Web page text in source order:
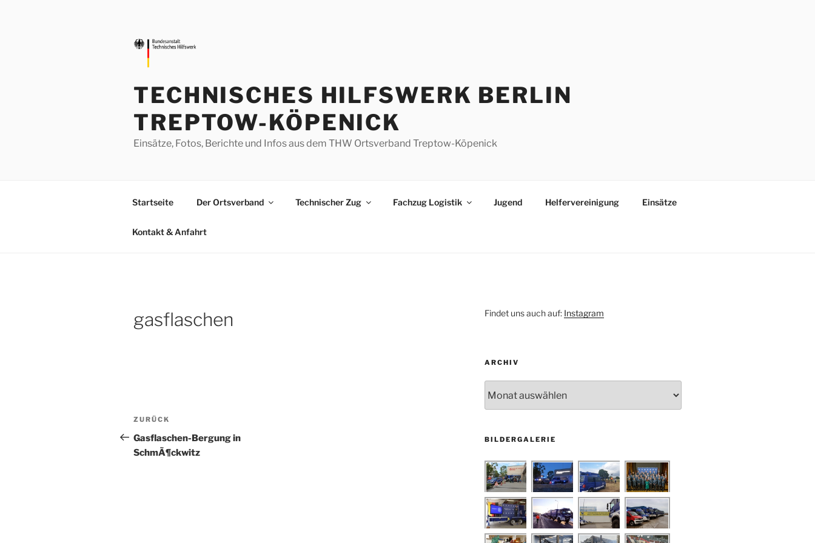
TECHNISCHES HILFSWERK BERLIN
TREPTOW-KÖPENICK
Einsätze, Fotos, Berichte und Infos aus dem THW Ortsverband Treptow-Köpenick
Startseite Der Ortsverband Technischer Zug Fachzug Logistik Jugend Helfervereinigung Einsätze
Kontakt & Anfahrt
gasflaschen
Beitragsnavigation
Vorheriger
Beitrag
ZURÜCK
Gasflaschen-Bergung in
SchmÃ¶ckwitz
Findet uns auch auf: Instagram
ARCHIV
BILDERGALERIE